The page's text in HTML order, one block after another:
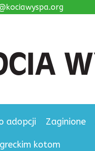
adopcji Zaginione
kotom